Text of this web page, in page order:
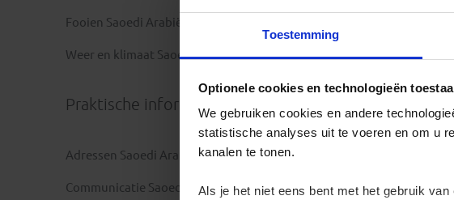
Toestemming
Optionele cookies en technologieën
We gebruiken cookies en andere
statistische analyses uit te voeren en om u
kanalen te tonen.
Als je het niet eens bent met het gebruik
Fooien Saoedi Arabië
Weer en klimaat Saoedi Arabië
Praktische informatie
Adressen Saoedi Arabië
Communicatie Saoedi Arabië